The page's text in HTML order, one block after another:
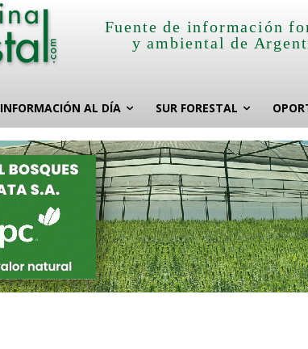
Fuente de información
y ambiental de
INFORMACIÓN AL DÍA SUR FORESTAL